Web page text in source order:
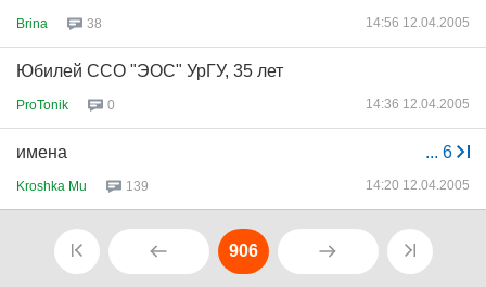
Brina 38 14:56 12.04.2005
Юбилей ССО "ЭОС" УрГУ, 35 лет
ProTonik 0 14:36 12.04.2005
... 6
имена
Kroshka Mu 139 14:20 12.04.2005
906